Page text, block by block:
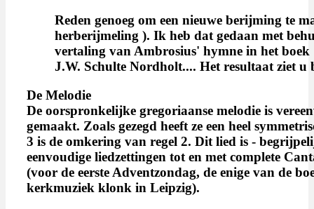
Reden genoeg om een nieuwe berijming te
herberijmeling ). Ik heb dat gedaan met
vertaling van Ambrosius' hymne in het boek
J.W. Schulte Nordholt.... Het resultaat ziet u
De Melodie
De oorspronkelijke gregoriaanse melodie is
gemaakt. Zoals gezegd heeft ze een heel
3 is de omkering van regel 2. Dit lied is -
eenvoudige liedzettingen tot en met complete
(voor de eerste Adventzondag, de enige van de
kerkmuziek klonk in Leipzig).